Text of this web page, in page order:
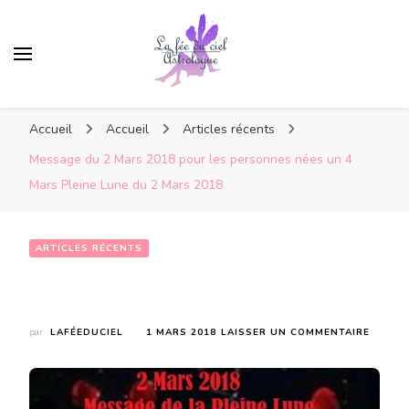
Accueil Accueil
Articles récents
Message du 2 Mars 2018 pour les personnes nées un 4
Mars Pleine Lune du 2 Mars 2018
ARTICLES RÉCENTS
par LAFÉEDUCIEL 1 MARS 2018 LAISSER UN COMMENTAIRE